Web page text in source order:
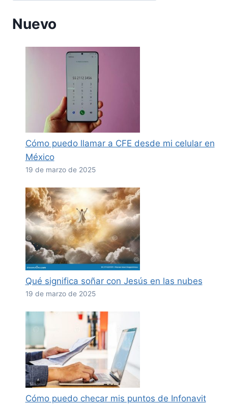
Nuevo
Cómo puedo llamar a CFE desde mi celular en
México
19 de marzo de 2025
Qué significa soñar con Jesús en las nubes
19 de marzo de 2025
Cómo puedo checar mis puntos de Infonavit